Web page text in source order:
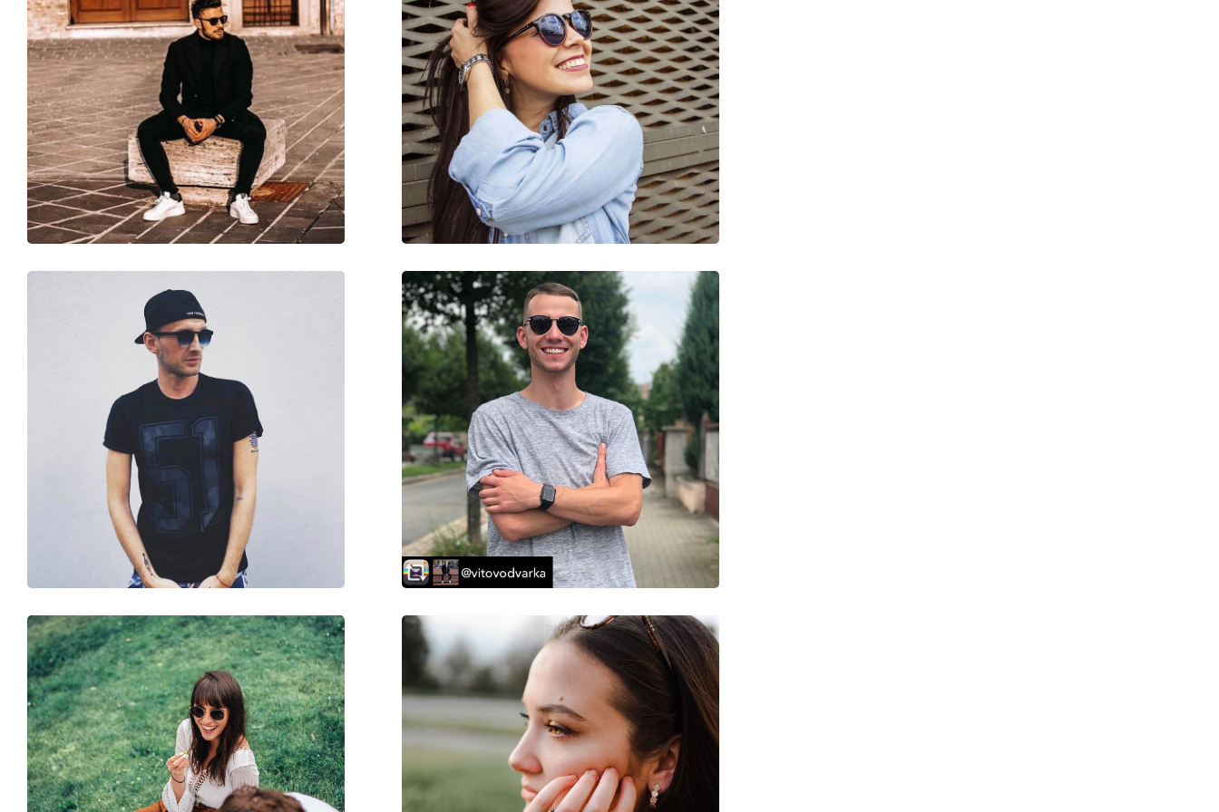
Τύπος:
Unisex
Κατηγορία:
Γυαλιά Ηλίου Επώνυμες Μάρκες
Μάρκα:
Meller
Χρήση:
Μόδα
Κωδικός Προϊόντος / Μοντέλο:
Chauen Light Tigris Olive